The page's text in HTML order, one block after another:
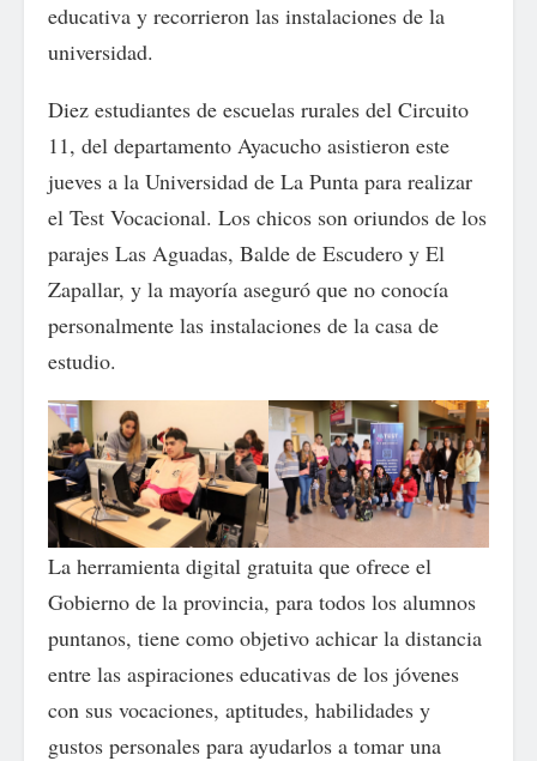
educativa y recorrieron las instalaciones de la
universidad.
Diez estudiantes de escuelas rurales del Circuito
11, del departamento Ayacucho asistieron este
jueves a la Universidad de La Punta para realizar
el Test Vocacional. Los chicos son oriundos de los
parajes Las Aguadas, Balde de Escudero y El
Zapallar, y la mayoría aseguró que no conocía
personalmente las instalaciones de la casa de
estudio.
La herramienta digital gratuita que ofrece el
Gobierno de la provincia, para todos los alumnos
puntanos, tiene como objetivo achicar la distancia
entre las aspiraciones educativas de los jóvenes
con sus vocaciones, aptitudes, habilidades y
gustos personales para ayudarlos a tomar una